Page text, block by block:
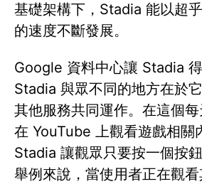
基礎架構下，Stadia 能以超
的速度不斷發展。
Google 資料中心讓 Stadia
Stadia 與眾不同的地方在於
其他服務共同運作。在這個
在 YouTube 上觀看遊戲相關
Stadia 讓觀眾只要按一個按鈕
舉例來說，當使用者正在觀